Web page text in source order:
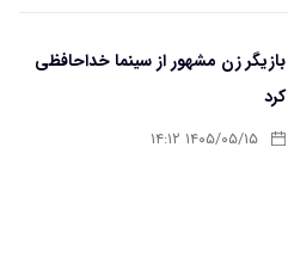
بازیگر زن مشهور از سینما خداحافظی
کرد
۱۴۰۵/۰۵/۱۵ ۱۴:۱۲